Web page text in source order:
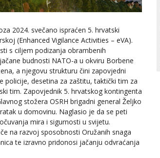
2024. svečano ispraćen 5. hrvatski
(Enhanced Vigilance Activities – eVA).
s ciljem podizanja obrambenih
budnosti NATO-a u okviru Borbene
a njegovu strukturu čini zapovjedni
desetina za zaštitu, taktički tim za
tim. Zapovjednik 5. hrvatskog kontingenta
stožera OSRH brigadni general Željko
u domovinu. Naglasio je da se peti
mira i sigurnosti u svijetu.
na razvoj sposobnosti Oružanih snaga
te izravno pridonosi jačanju odvraćanja